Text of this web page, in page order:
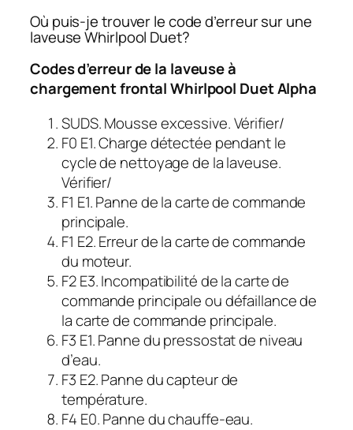
Où puis-je trouver le code d’erreur sur une
laveuse Whirlpool Duet?
Codes d’erreur de la laveuse à
chargement frontal Whirlpool Duet Alpha
SUDS. Mousse excessive. Vérifier/
F0 E1. Charge détectée pendant le
cycle de nettoyage de la laveuse.
Vérifier/
F1 E1. Panne de la carte de commande
principale.
F1 E2. Erreur de la carte de commande
du moteur.
F2 E3. Incompatibilité de la carte de
commande principale ou défaillance de
la carte de commande principale.
F3 E1. Panne du pressostat de niveau
d’eau.
F3 E2. Panne du capteur de
température.
F4 E0. Panne du chauffe-eau.